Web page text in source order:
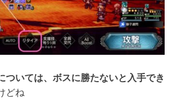
ついては、ボスに勝たないと入手でき
どね